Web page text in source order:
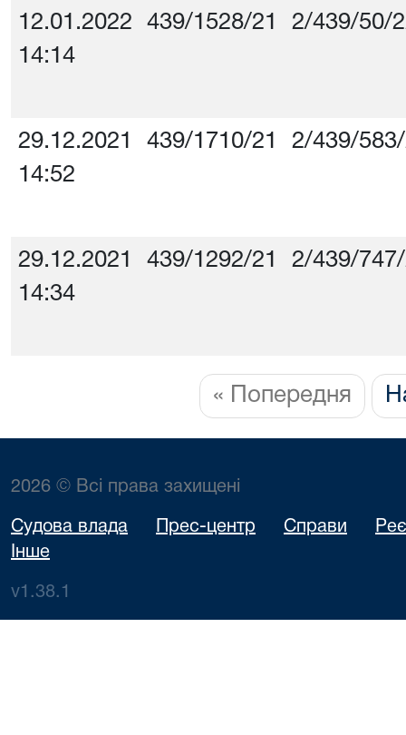
12.01.2022
14:14
439/1528/21 2/439/50/
29.12.2021
14:52
439/1710/21 2/439/
29.12.2021
14:34
439/1292/21 2/439/
« Попередня
2026 © Всі права захищені
Судова влада Прес-центр Справи
Інше
v1.38.1